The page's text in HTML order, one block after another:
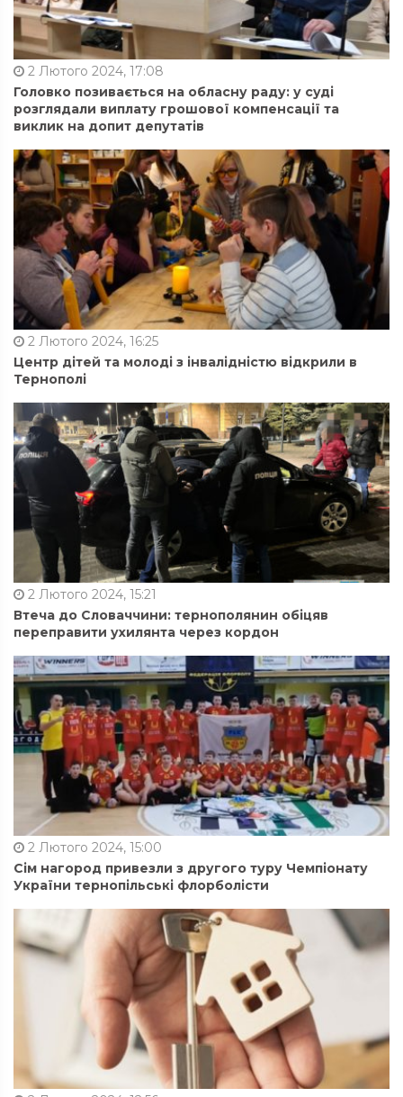
2 Лютого 2024, 17:08
Головко позивається на обласну раду: у суді
розглядали виплату грошової компенсації та
виклик на допит депутатів
2 Лютого 2024, 16:25
Центр дітей та молоді з інвалідністю відкрили в
Тернополі
2 Лютого 2024, 15:21
Втеча до Словаччини: тернополянин обіцяв
переправити ухилянта через кордон
2 Лютого 2024, 15:00
Сім нагород привезли з другого туру Чемпіонату
України тернопільські флорболісти